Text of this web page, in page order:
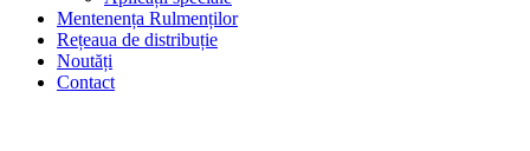
Mentenența Rulmenților
Rețeaua de distribuție
Noutăți
Contact